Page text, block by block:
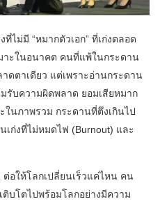
ไม่มี “หมากตัวเอก” ที่เก่งตลอด
าะในอนาคต คนที่แพ้ในกระดาน
ดตาเดียว แต่เพราะอ่านกระดาน
รับความผิดพลาด ยอมเสียหมาก
ในภาพรวม กระดานที่ตึงเกินไป
เก่งที่ไม่หมดไฟ (Burnout) และ
ต่อให้โลกเปลี่ยนเร็วแค่ไหน คน
บโตไปพร้อมโลกอย่างมีความ